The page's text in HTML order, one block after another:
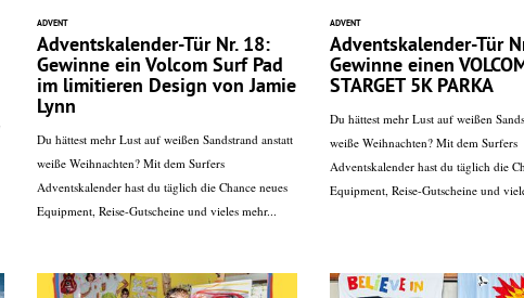
ADVENT
Adventskalender-Tür Nr. 18:
Gewinne ein Volcom Surf Pad
im limitieren Design von Jamie
Lynn
Du hättest mehr Lust auf weißen Sandstrand anstatt
weiße Weihnachten? Mit dem Surfers
Adventskalender hast du täglich die Chance neues
Equipment, Reise-Gutscheine und vieles mehr...
ADVENT
Adventskalender-Tür
Gewinne einen
STARGET 5K PARKA
Du hättest mehr Lust auf weißen
weiße Weihnachten? Mit dem Surfers
Adventskalender hast du täglich die
Equipment, Reise-Gutscheine und